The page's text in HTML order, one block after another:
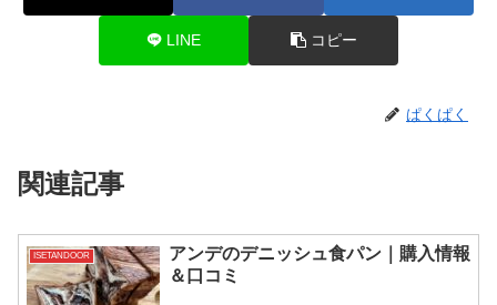
LINE コピー
ぱくぱく
関連記事
ISETANDOOR
アンデのデニッシュ食パン｜購入情報
＆口コミ